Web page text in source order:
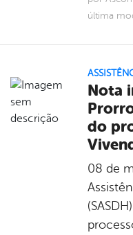
última
Nota
do
08 de